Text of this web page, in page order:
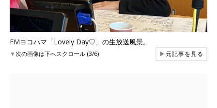
FMヨコハマ「Lovely Day♡」の生放送風景。
▼次の画像は下へスクロール (3/6) ▶元記事を見る